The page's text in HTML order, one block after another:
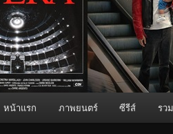
หน้าแรก ภาพยนตร์ ซีรีส์ รว